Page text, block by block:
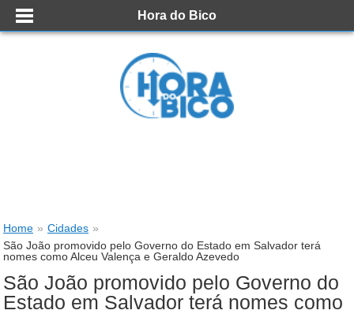
Hora do Bico
Home » Cidades »
São João promovido pelo Governo do Estado em Salvador terá
nomes como Alceu Valença e Geraldo Azevedo
São João promovido pelo Governo do
Estado em Salvador terá nomes como